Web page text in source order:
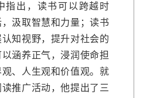
指出，读书可以跨越时
汲取智慧和力量；读书
知视野，提升对社会的
涵养正气，浸润使命担
、人生观和价值观。就
推广活动，他提出了三